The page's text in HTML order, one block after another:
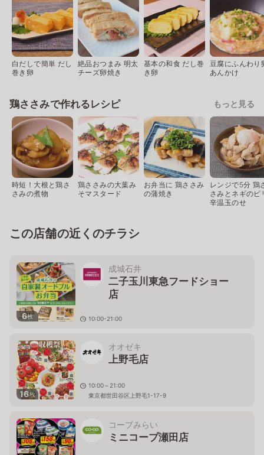
白だしで簡単 だし
巻き卵
絶品おつまみ 明太
チーズ卵焼き
基本の和食 だし巻
き卵
豆腐にふんわり
あんかけ
鶏ささみで作れるレシピ もっと見る
時短！大根と鶏さ
さみの煮物
鶏ささみの大葉み
そマスタード
お弁当に 鶏ささみ
の蒲焼き
レンジで5分 鶏
さみとネギのピ
辛温玉のせ
この店舗の近くのチラシ
6枚
成城石井
二子玉川東急フードショー
店
10:00-21:00
16枚
オオゼキ
上野毛店
10:00～21:00
東京都世田谷区上野毛1-17-9
コープみらい
ミニコープ瀬田店